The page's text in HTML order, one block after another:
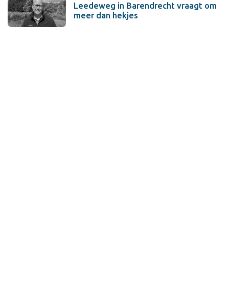
Leedeweg in Barendrecht vraagt om
meer dan hekjes